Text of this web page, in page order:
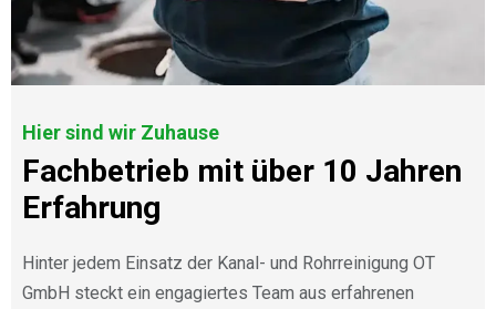
Hier sind wir Zuhause
Fachbetrieb mit über 10 Jahren
Erfahrung
Hinter jedem Einsatz der Kanal- und Rohrreinigung OT
GmbH steckt ein engagiertes Team aus erfahrenen